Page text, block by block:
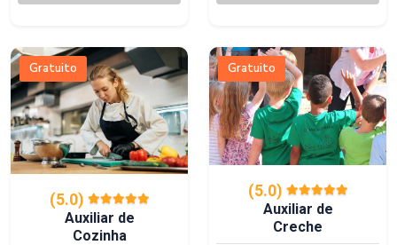
Gratuito
(5.0)
Auxiliar de
Cozinha
Gratuito
(5.0)
Auxiliar de
Creche